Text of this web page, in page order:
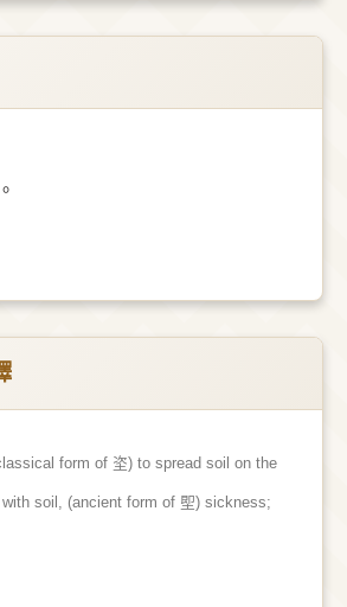
form of 垐) to spread soil on the
soil, (ancient form of 堲) sickness;